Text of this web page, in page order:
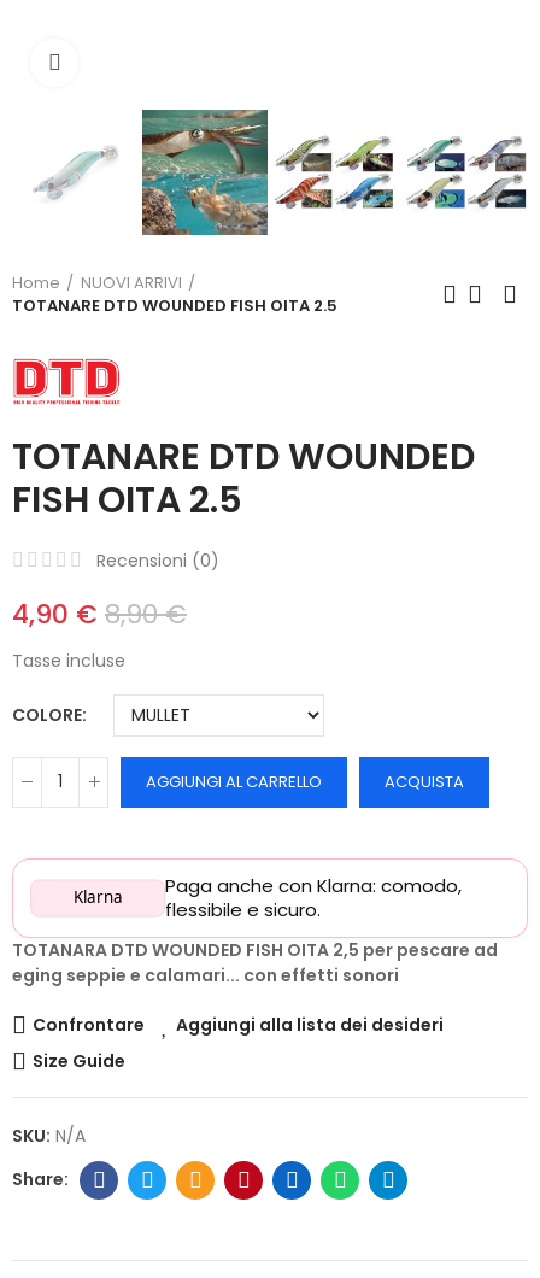
Home
NUOVI ARRIVI
TOTANARE DTD WOUNDED FISH OITA 2.5
TOTANARE DTD WOUNDED
FISH OITA 2.5
Recensioni (0)
4,90 € 8,90 €
Tasse incluse
COLORE
AGGIUNGI AL CARRELLO ACQUISTA
Klarna
Paga anche con Klarna: comodo,
flessibile e sicuro.
TOTANARA DTD WOUNDED FISH OITA 2,5 per pescare ad
eging seppie e calamari... con effetti sonori
Confrontare
Aggiungi alla lista dei desideri
Size Guide
SKU: N/A